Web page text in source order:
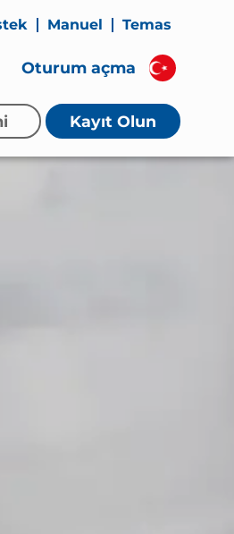
Manuel Temas
Oturum açma
Kayıt Olun